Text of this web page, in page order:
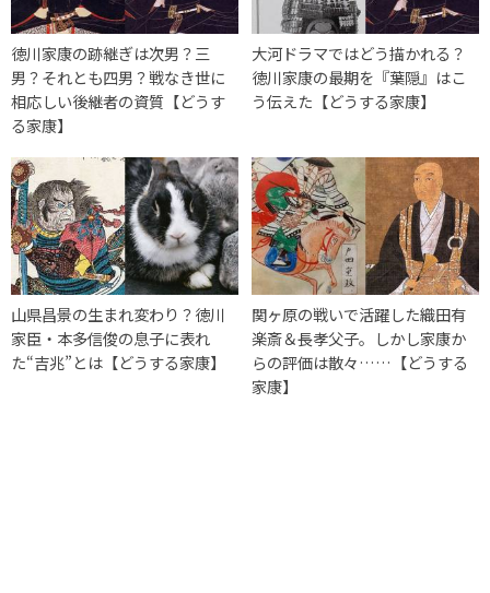
徳川家康の跡継ぎは次男？三
男？それとも四男？戦なき世に
相応しい後継者の資質【どうす
る家康】
大河ドラマではどう描かれる？
徳川家康の最期を『葉隠』はこ
う伝えた【どうする家康】
山県昌景の生まれ変わり？徳川
家臣・本多信俊の息子に表れ
た“吉兆”とは【どうする家康】
関ヶ原の戦いで活躍した織田有
楽斎＆長孝父子。しかし家康か
らの評価は散々……【どうする
家康】